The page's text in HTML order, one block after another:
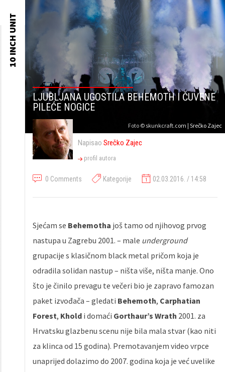
Foto © skunkcraft.com | Srečko Zajec
LJUBLJANA UGOSTILA BEHEMOTH I ČUVENE
PILEĆE NOGICE
Napisao Srečko Zajec
profil autora
0 Comments Kategorije 02.03.2016. / 14:58
Sjećam se Behemotha još tamo od njihovog prvog
nastupa u Zagrebu 2001. – male underground
grupacije s klasičnom black metal pričom koja je
odradila solidan nastup – ništa više, ništa manje. Ono
što je činilo prevagu te večeri bio je zapravo famozan
paket izvođača – gledati Behemoth, Carphatian
Forest, Khold i domaći Gorthaur’s Wrath 2001. za
Hrvatsku glazbenu scenu nije bila mala stvar (kao niti
za klinca od 15 godina). Premotavanjem video vrpce
unaprijed dolazimo do 2007. godina koja je već uvelike
10 INCH UNIT
content